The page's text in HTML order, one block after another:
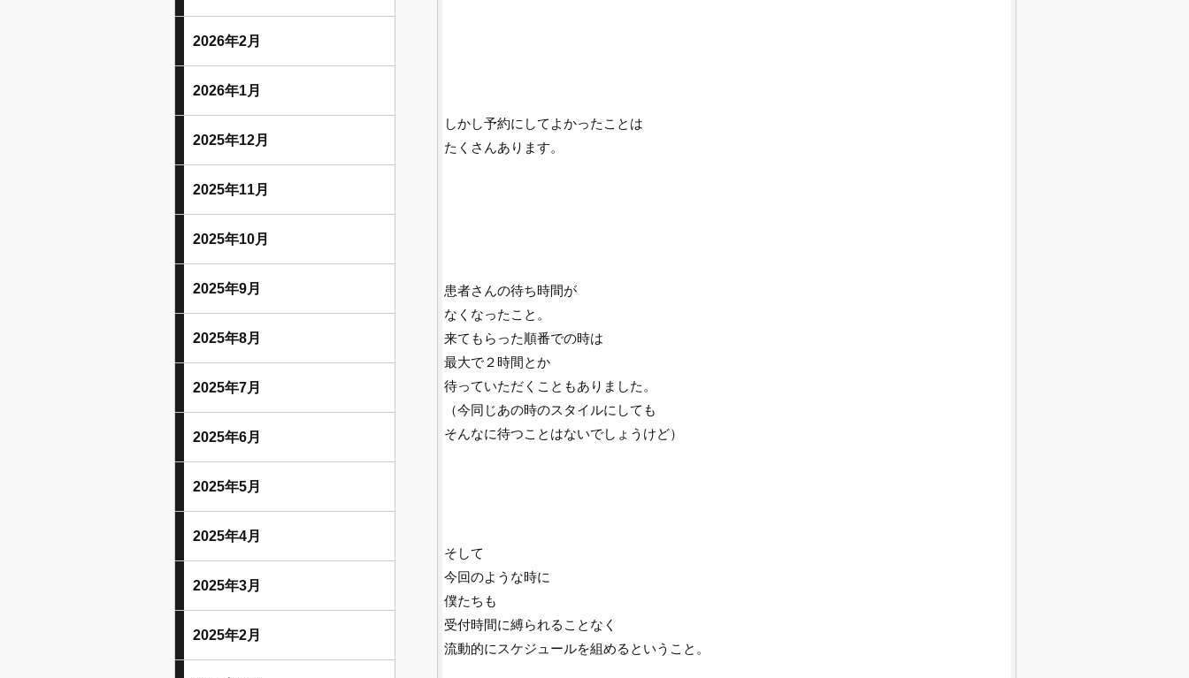
しかし予約にしてよかったことは
たくさんあります。
患者さんの待ち時間が
なくなったこと。
来てもらった順番での時は
最大で２時間とか
待っていただくこともありました。
（今同じあの時のスタイルにしても
そんなに待つことはないでしょうけど）
そして
今回のような時に
僕たちも
受付時間に縛られることなく
流動的にスケジュールを組めるということ。
2026年2月
2026年1月
2025年12月
2025年11月
2025年10月
2025年9月
2025年8月
2025年7月
2025年6月
2025年5月
2025年4月
2025年3月
2025年2月